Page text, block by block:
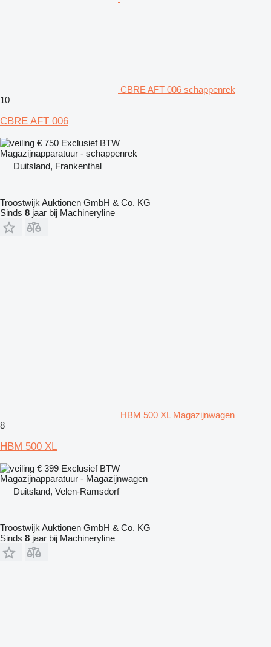
CBRE AFT 006 schappenrek
10
CBRE AFT 006
€ 750 Exclusief BTW
Magazijnapparatuur - schappenrek
Duitsland, Frankenthal
Troostwijk Auktionen GmbH & Co. KG
Sinds 8 jaar bij Machineryline
HBM 500 XL Magazijnwagen
8
HBM 500 XL
€ 399 Exclusief BTW
Magazijnapparatuur - Magazijnwagen
Duitsland, Velen-Ramsdorf
Troostwijk Auktionen GmbH & Co. KG
Sinds 8 jaar bij Machineryline